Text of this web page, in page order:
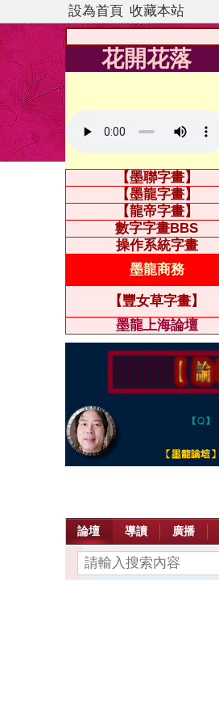
設為首頁 收藏本站
花開花落
【墨聯字畫】
【墨龍字畫】
【龍帝字畫】
數字字畫BBS
操作系統字畫
墨龍商務
【豐女草字畫】
墨龍上海論壇
論壇 導讀 廣播